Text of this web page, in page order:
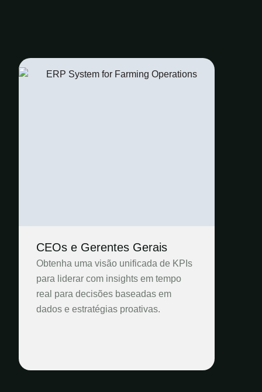
CEOs e Gerentes Gerais
Obtenha uma visão unificada de KPIs
para liderar com insights em tempo
real para decisões baseadas em
dados e estratégias proativas.